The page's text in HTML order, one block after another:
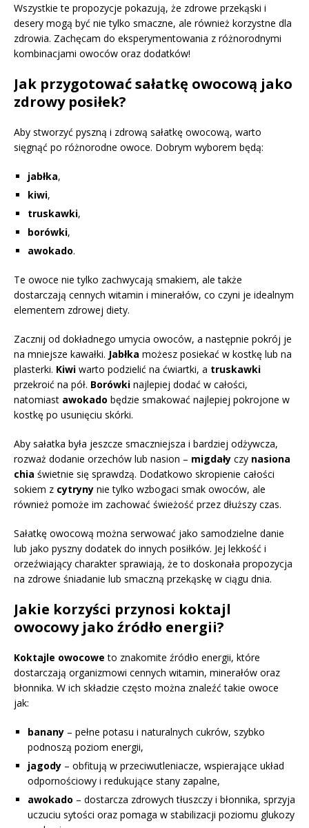
Wszystkie te propozycje pokazują, że zdrowe przekąski i
desery mogą być nie tylko smaczne, ale również korzystne dla
zdrowia. Zachęcam do eksperymentowania z różnorodnymi
kombinacjami owoców oraz dodatków!
Jak przygotować sałatkę owocową jako
zdrowy posiłek?
Aby stworzyć pyszną i zdrową sałatkę owocową, warto
sięgnąć po różnorodne owoce. Dobrym wyborem będą:
jabłka,
kiwi,
truskawki,
borówki,
awokado.
Te owoce nie tylko zachwycają smakiem, ale także
dostarczają cennych witamin i minerałów, co czyni je idealnym
elementem zdrowej diety.
Zacznij od dokładnego umycia owoców, a następnie pokrój je
na mniejsze kawałki. Jabłka możesz posiekać w kostkę lub na
plasterki. Kiwi warto podzielić na ćwiartki, a truskawki
przekroić na pół. Borówki najlepiej dodać w całości,
natomiast awokado będzie smakować najlepiej pokrojone w
kostkę po usunięciu skórki.
Aby sałatka była jeszcze smaczniejsza i bardziej odżywcza,
rozważ dodanie orzechów lub nasion – migdały czy nasiona
chia świetnie się sprawdzą. Dodatkowo skropienie całości
sokiem z cytryny nie tylko wzbogaci smak owoców, ale
również pomoże im zachować świeżość przez dłuższy czas.
Sałatkę owocową można serwować jako samodzielne danie
lub jako pyszny dodatek do innych posiłków. Jej lekkość i
orzeźwiający charakter sprawiają, że to doskonała propozycja
na zdrowe śniadanie lub smaczną przekąskę w ciągu dnia.
Jakie korzyści przynosi koktajl
owocowy jako źródło energii?
Koktajle owocowe to znakomite źródło energii, które
dostarczają organizmowi cennych witamin, minerałów oraz
błonnika. W ich składzie często można znaleźć takie owoce
jak:
banany – pełne potasu i naturalnych cukrów, szybko
podnoszą poziom energii,
jagody – obfitują w przeciwutleniacze, wspierające układ
odpornościowy i redukujące stany zapalne,
awokado – dostarcza zdrowych tłuszczy i błonnika, sprzyja
uczuciu sytości oraz pomaga w stabilizacji poziomu glukozy